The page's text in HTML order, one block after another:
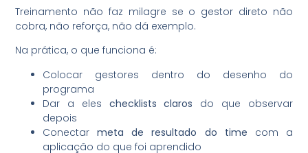
Treinamento não faz milagre se o gestor direto não
cobra, não reforça, não dá exemplo.
Na prática, o que funciona é:
Colocar gestores dentro do desenho do
programa
Dar a eles checklists claros do que observar
depois
Conectarmeta de resultado do time com a
aplicação do que foi aprendido